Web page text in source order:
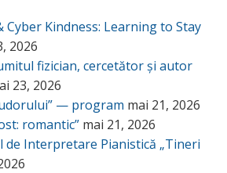
Kindness: Learning to Stay
2026
fizician, cercetător și autor
23, 2026
— program mai 21, 2026
romantic” mai 21, 2026
de Interpretare Pianistică „Tineri